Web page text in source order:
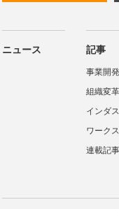
ニュース 記事
事業開発
組織変革
インダ
ワーク
連載記事